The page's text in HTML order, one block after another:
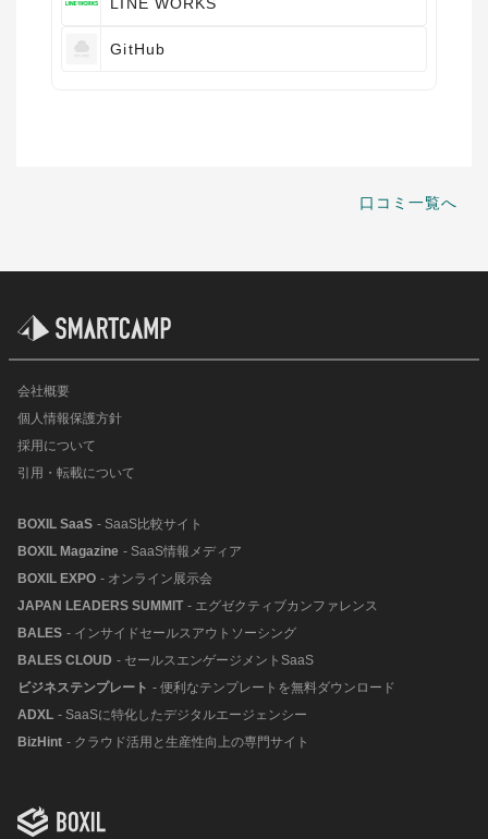
GitHub
口コミ一覧へ
会社概要
個人情報保護方針
採用について
引用・転載について
BOXIL SaaS - SaaS比較サイト
BOXIL Magazine - SaaS情報メディア
BOXIL EXPO - オンライン展示会
JAPAN LEADERS SUMMIT - エグゼクティブカンファレンス
BALES - インサイドセールスアウトソーシング
BALES CLOUD - セールスエンゲージメントSaaS
ビジネステンプレート - 便利なテンプレートを無料ダウンロード
ADXL - SaaSに特化したデジタルエージェンシー
BizHint - クラウド活用と生産性向上の専門サイト